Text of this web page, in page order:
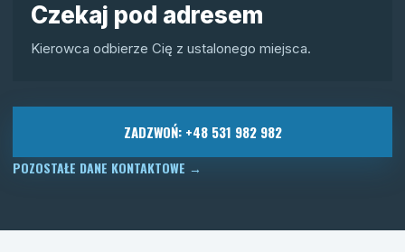
Czekaj pod adresem
Kierowca odbierze Cię z ustalonego miejsca.
ZADZWOŃ: +48 531 982 982
POZOSTAŁE DANE KONTAKTOWE →